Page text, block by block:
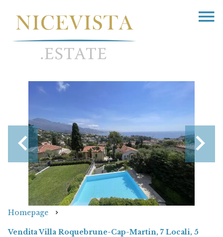
Homepage
Vendita Villa Roquebrune-Cap-Martin, 7 Locali, 5